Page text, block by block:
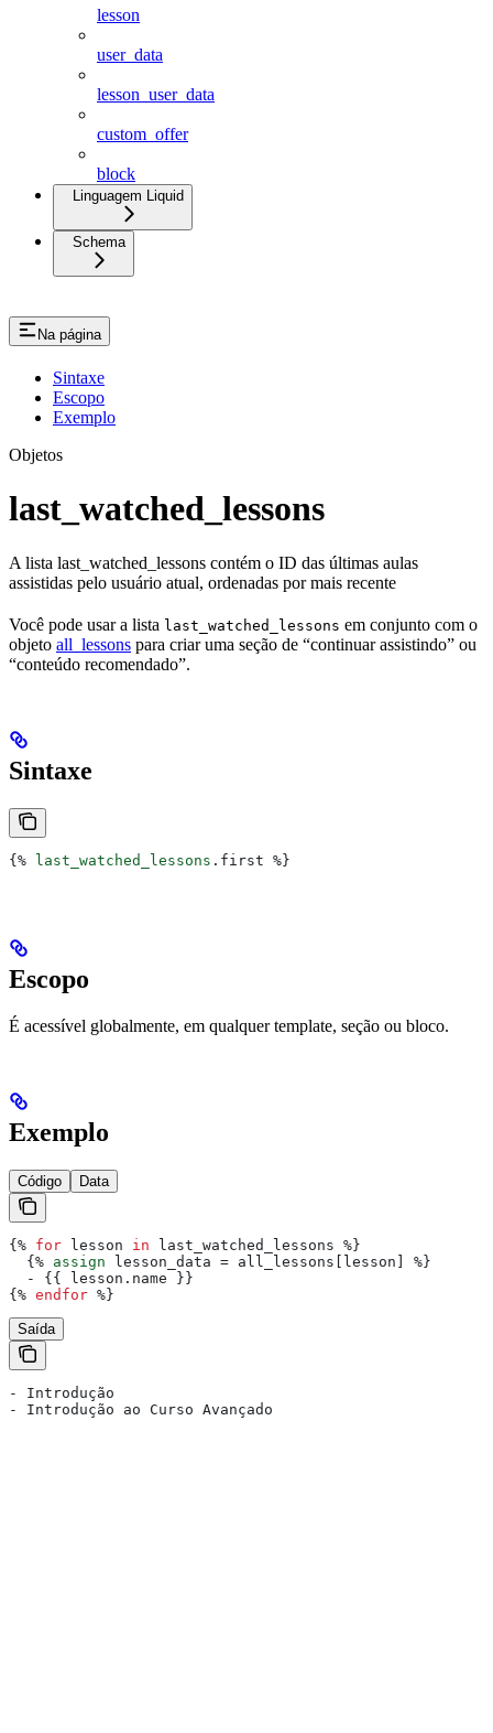
lesson
user_data
lesson_user_data
custom_offer
block
Linguagem Liquid
Schema
Na página
Sintaxe
Escopo
Exemplo
Objetos
last_watched_lessons
A lista last_watched_lessons contém o ID das últimas aulas
assistidas pelo usuário atual, ordenadas por mais recente
Você pode usar a lista last_watched_lessons em conjunto com o
objeto all_lessons para criar uma seção de “continuar assistindo” ou
“conteúdo recomendado”.
Sintaxe
{% last_watched_lessons . first %}
Escopo
É acessível globalmente, em qualquer template, seção ou bloco.
Exemplo
Código Data
{% for lesson in last_watched_lessons %}
  {%
assign lesson_data = all_lessons [lesson] %}
  -
{{ lesson . name }}
{% endfor %}
Saída
- Introdução
- Introdução ao Curso Avançado